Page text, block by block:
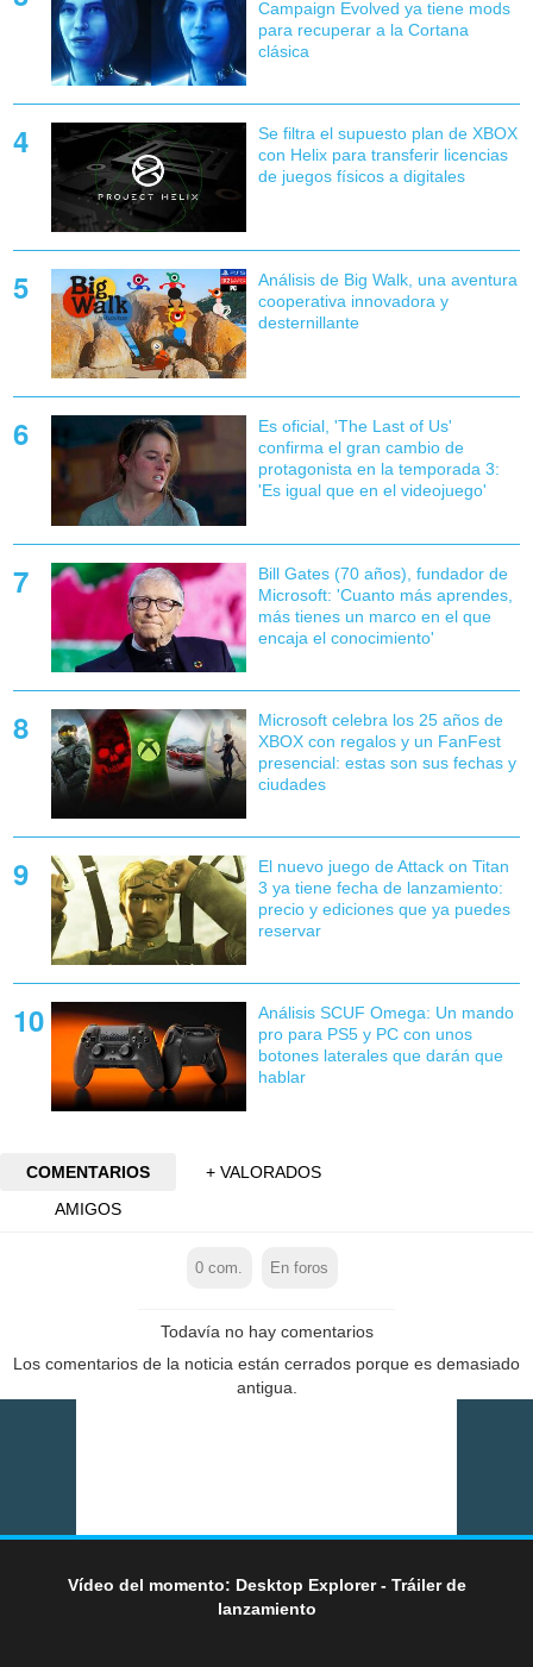
Campaign Evolved ya tiene mods
para recuperar a la Cortana
clásica
Se filtra el supuesto plan de XBOX
con Helix para transferir licencias
de juegos físicos a digitales
Análisis de Big Walk, una aventura
cooperativa innovadora y
desternillante
Es oficial, 'The Last of Us'
confirma el gran cambio de
protagonista en la temporada 3:
'Es igual que en el videojuego'
Bill Gates (70 años), fundador de
Microsoft: 'Cuanto más aprendes,
más tienes un marco en el que
encaja el conocimiento'
Microsoft celebra los 25 años de
XBOX con regalos y un FanFest
presencial: estas son sus fechas y
ciudades
El nuevo juego de Attack on Titan
3 ya tiene fecha de lanzamiento:
precio y ediciones que ya puedes
reservar
Análisis SCUF Omega: Un mando
pro para PS5 y PC con unos
botones laterales que darán que
hablar
COMENTARIOS
+ VALORADOS
AMIGOS
0 com. En foros
Todavía no hay comentarios
Los comentarios de la noticia están cerrados porque es demasiado
antigua.
Vídeo del momento: Desktop Explorer - Tráiler de
lanzamiento